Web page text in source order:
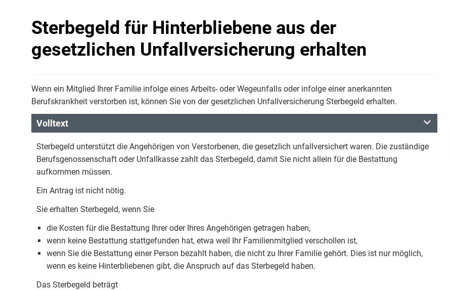
Sterbegeld für Hinterbliebene aus der
gesetzlichen Unfallversicherung erhalten
Wenn ein Mitglied Ihrer Familie infolge eines Arbeits- oder Wegeunfalls oder infolge einer anerkannten
Berufskrankheit verstorben ist, können Sie von der gesetzlichen Unfallversicherung Sterbegeld erhalten.
Volltext
Sterbegeld unterstützt die Angehörigen von Verstorbenen, die gesetzlich unfallversichert waren. Die zuständige
Berufsgenossenschaft oder Unfallkasse zahlt das Sterbegeld, damit Sie nicht allein für die Bestattung
aufkommen müssen.
Ein Antrag ist nicht nötig.
Sie erhalten Sterbegeld, wenn Sie
die Kosten für die Bestattung Ihrer oder Ihres Angehörigen getragen haben,
wenn keine Bestattung stattgefunden hat, etwa weil Ihr Familienmitglied verschollen ist,
wenn Sie die Bestattung einer Person bezahlt haben, die nicht zu Ihrer Familie gehört. Dies ist nur möglich,
wenn es keine Hinterbliebenen gibt, die Anspruch auf das Sterbegeld haben.
Das Sterbegeld beträgt